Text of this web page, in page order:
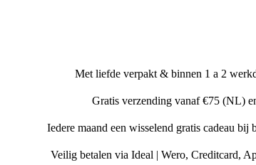
Met liefde verpakt & binnen 1 a 2
Gratis verzending vanaf €75 (NL)
Iedere maand een wisselend gratis cadeau bij
Veilig betalen via Ideal | Wero, Creditcard,